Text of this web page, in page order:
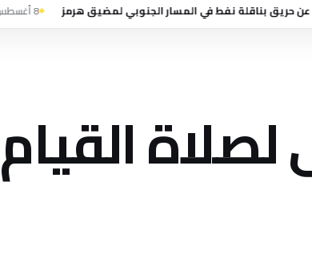
المسار الجنوبي لمضيق هرمز 8 أغسطس 2026 - 8:45 ص إصابة 8 أطفال بعد اقتحام سيارة فصلا في روضة أطفال بمدينة جلينديل الأمريكية
القيام